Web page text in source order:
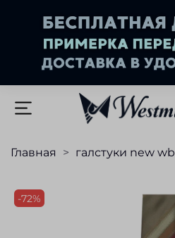
Главная галстуки new wb
-72%